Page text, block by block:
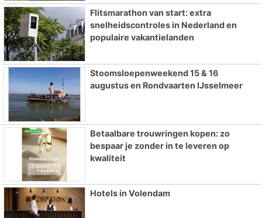
Flitsmarathon van start: extra
snelheidscontroles in Nederland en
populaire vakantielanden
Stoomsloepenweekend 15 & 16
augustus en Rondvaarten IJsselmeer
Betaalbare trouwringen kopen: zo
bespaar je zonder in te leveren op
kwaliteit
Hotels in Volendam